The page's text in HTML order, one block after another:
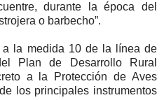
durante la época del
o barbecho”.
a la medida 10 de la línea de
Plan de Desarrollo Rural
a la Protección de Aves
los principales instrumentos